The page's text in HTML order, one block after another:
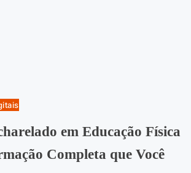
em Educação Física
Completa que Você